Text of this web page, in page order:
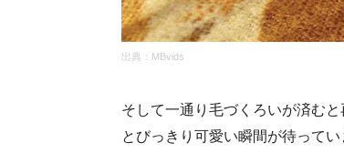
出典：MBvids
そして一通り毛づくろいが済む
とびっきり可愛い瞬間が待って